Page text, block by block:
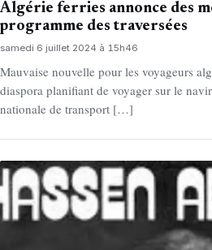
Algérie ferries annonce des
programme des traversées
samedi 6 juillet 2024 à 15h46
Mauvaise nouvelle pour les voyageurs
diaspora planifiant de voyager sur le
nationale de transport […]